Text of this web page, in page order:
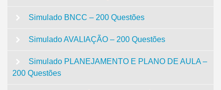
Simulado BNCC – 200 Questões
Simulado AVALIAÇÃO – 200 Questões
Simulado PLANEJAMENTO E PLANO DE AULA –
200 Questões